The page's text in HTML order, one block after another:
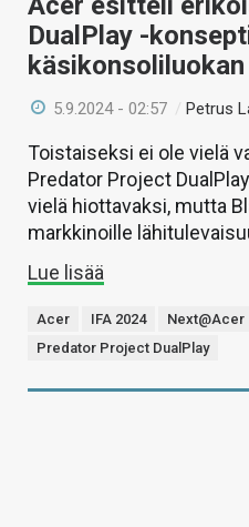
DualPlay -
5.9.2024 - 02:57 /Petrus
Toistaiseksi ei ole vielä
Predator Project
vielä hiottavaksi, mutta
markkinoille
Lue lisää
Acer IFA 2024 Next@Acer
Predator Project DualPlay